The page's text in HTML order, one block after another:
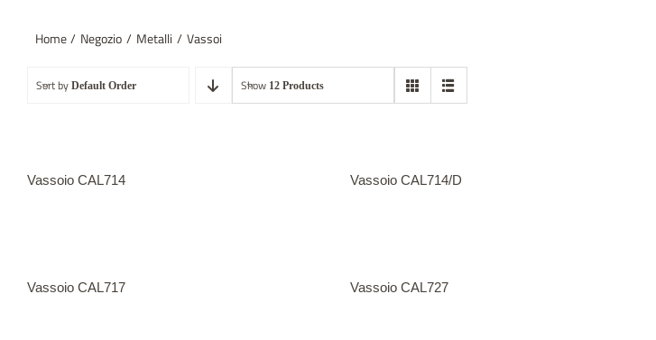
Home Negozio Metalli Vassoi
Sort by Default Order Show 12 Products
Vassoio CAL714 Vassoio CAL714/D
Vassoio CAL717 Vassoio CAL727